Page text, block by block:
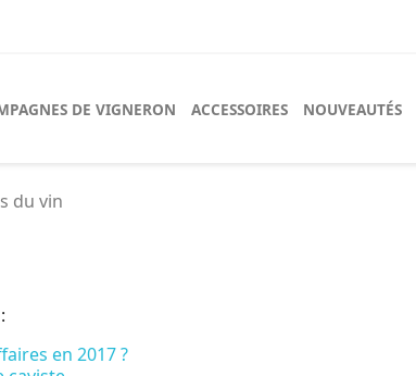
DE VIGNERON ACCESSOIRES NOUVEAUTÉS
du vin
en 2017 ?